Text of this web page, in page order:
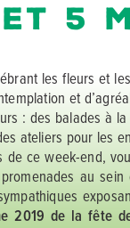
5
les fleurs et
et
: des balades à
ateliers pour les
ce week-end,
au
2019 de la fête